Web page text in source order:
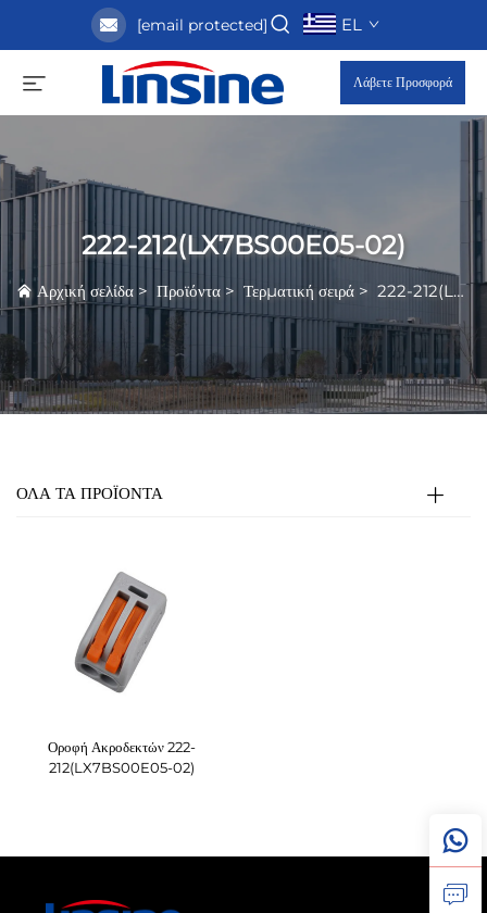
[email protected] EL
Λάβετε Προσφορά
222-212(LX7BS00E05-02)
Αρχική σελίδα > Προϊόντα > Τερματική σειρά > 222-212(LX7BS00E05-02)
ΟΛΑ ΤΑ ΠΡΟΪΟΝΤΑ
Οροφή Ακροδεκτών 222-
212(LX7BS00E05-02)